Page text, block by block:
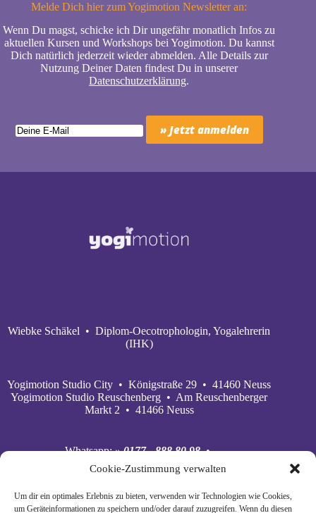
Cookie-Zustimmung verwalten
Um dir ein optimales Erlebnis zu bieten, verwenden wir Technologien wie Cookies,
um Geräteinformationen zu speichern und/oder darauf zuzugreifen. Wenn du diesen
Melde Dich hier zum Yogimotion Newsletter an:
Wenn Du magst, schicke ich Dir ungefähr monatlich Infos zu
aktuellen Kursen und Workshops bei Yogimotion. Du kannst
Dich natürlich jederzeit wieder abmelden. Alle Details zur
Nutzung Deiner Daten findest Du in unserer
Datenschutzerklärung.
Wiebke Schäkel • Diplom-Oecotrophologin, Yogalehrerin
(IHK)
Yogimotion Studio City • Königstraße 29 • 41460 Neuss
Yogimotion Studio Reuschenberg • Am Reuschenberger
Markt 2 • 41466 Neuss
Whatsapp:» 0177 - 888 80 98•
Mobil:
» 0177 - 888 80 98
E‑Mail:» wiebke@yogimotion.de•
Youtube:» yogimotion• XING:» Wiebke Schäkel